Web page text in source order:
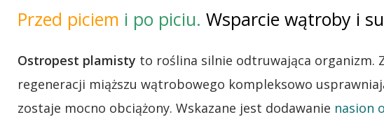
Przed piciem i po piciu. Wsparcie wątroby i
Ostropest plamisty to roślina silnie odtruwająca organizm.
regeneracji miąższu wątrobowego kompleksowo
zostaje mocno obciążony. Wskazane jest dodawanie nasion